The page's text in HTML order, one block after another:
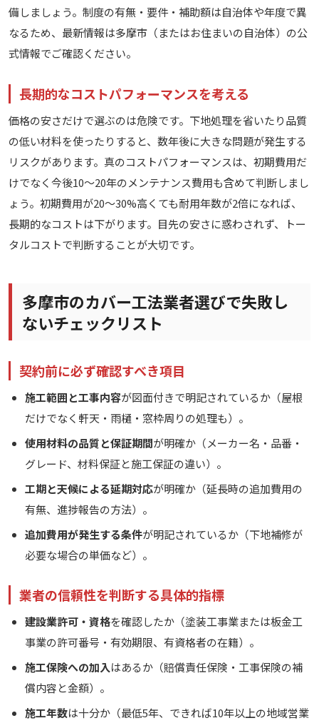
備しましょう。制度の有無・要件・補助額は自治体や年度で異
なるため、最新情報は多摩市（またはお住まいの自治体）の公
式情報でご確認ください。
長期的なコストパフォーマンスを考える
価格の安さだけで選ぶのは危険です。下地処理を省いたり品質
の低い材料を使ったりすると、数年後に大きな問題が発生する
リスクがあります。真のコストパフォーマンスは、初期費用だ
けでなく今後10〜20年のメンテナンス費用も含めて判断しまし
ょう。初期費用が20〜30%高くても耐用年数が2倍になれば、
長期的なコストは下がります。目先の安さに惑わされず、トー
タルコストで判断することが大切です。
多摩市のカバー工法業者選びで失敗し
ないチェックリスト
契約前に必ず確認すべき項目
施工範囲と工事内容が図面付きで明記されているか（屋根
だけでなく軒天・雨樋・窓枠周りの処理も）。
使用材料の品質と保証期間が明確か（メーカー名・品番・
グレード、材料保証と施工保証の違い）。
工期と天候による延期対応が明確か（延長時の追加費用の
有無、進捗報告の方法）。
追加費用が発生する条件が明記されているか（下地補修が
必要な場合の単価など）。
業者の信頼性を判断する具体的指標
建設業許可・資格を確認したか（塗装工事業または板金工
事業の許可番号・有効期限、有資格者の在籍）。
施工保険への加入はあるか（賠償責任保険・工事保険の補
償内容と金額）。
施工年数は十分か（最低5年、できれば10年以上の地域営業